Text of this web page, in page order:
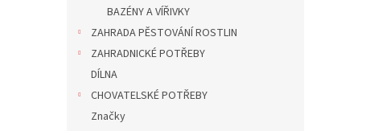
BAZÉNY A VÍŘIVKY
ZAHRADA PĚSTOVÁNÍ ROSTLIN
ZAHRADNICKÉ POTŘEBY
DÍLNA
CHOVATELSKÉ POTŘEBY
Značky